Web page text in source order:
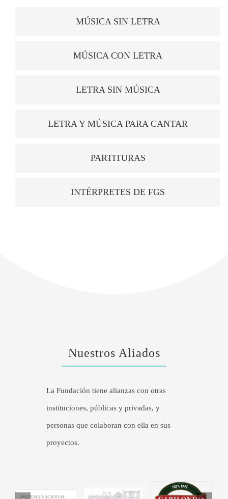
MÚSICA SIN LETRA
MÚSICA CON LETRA
LETRA SIN MÚSICA
LETRA Y MÚSICA PARA CANTAR
PARTITURAS
INTÉRPRETES DE FGS
Nuestros Aliados
La Fundación tiene alianzas con otras
instituciones, públicas y privadas, y
personas que colaboran con ella en sus
proyectos.